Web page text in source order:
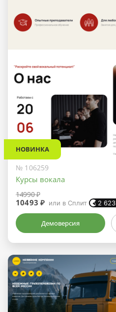
НОВИНКА
№ 106259
Курсы вокала
14990 ₽
10493 ₽ или в Сплит 2 623
Демоверсия